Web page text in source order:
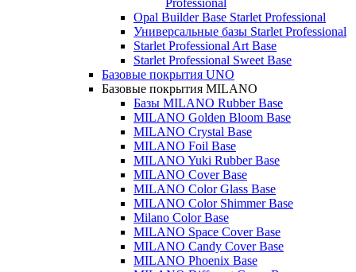
Opal Builder Base Starlet Professional
Универсальные базы Starlet Professional
Starlet Professional Art Base
Starlet Professional Sweet Base
Базовые покрытия UNO
Базовые покрытия MILANO
Базы MILANO Rubber Base
MILANO Golden Bloom Base
MILANO Crystal Base
MILANO Foil Base
MILANO Yuki Rubber Base
MILANO Cover Base
MILANO Color Glass Base
MILANO Color Shimmer Base
Milano Color Base
MILANO Space Cover Base
MILANO Candy Cover Base
MILANO Phoenix Base